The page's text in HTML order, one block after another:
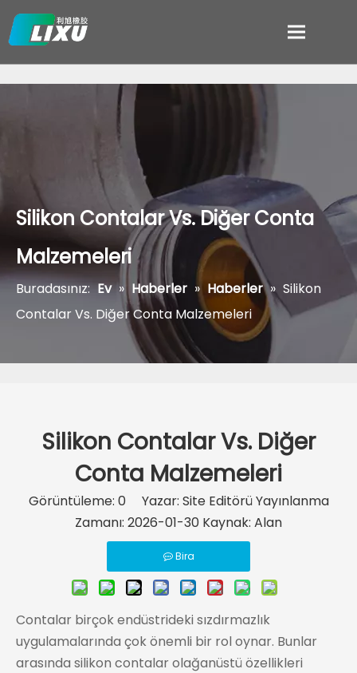
Silikon Contalar Vs. Diğer Conta
Malzemeleri
Buradasınız: Ev » Haberler » Haberler » Silikon
Contalar Vs. Diğer Conta Malzemeleri
Silikon Contalar Vs. Diğer
Conta Malzemeleri
Görüntüleme: 0 Yazar: Site Editörü Yayınlanma
Zamanı: 2026-01-30 Kaynak: Alan
Bira
Contalar birçok endüstrideki sızdırmazlık
uygulamalarında çok önemli bir rol oynar. Bunlar
arasında silikon contalar olağanüstü özellikleri